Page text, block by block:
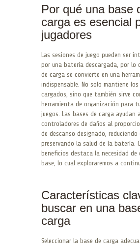
Por qué una base
carga es esencial
jugadores
Las sesiones de juego pueden ser
por una batería descargada, por lo
de carga se convierte en una
indispensable. No solo mantiene
cargados, sino que también sirve
herramienta de organización para
juegos. Las bases de carga ayudan
controladores de daños al
de descanso designado, reduciendo
preservando la salud de la batería.
beneficios destaca la necesidad de
base, lo cual exploraremos a
Características
buscar en una
carga
Seleccionar la base de carga